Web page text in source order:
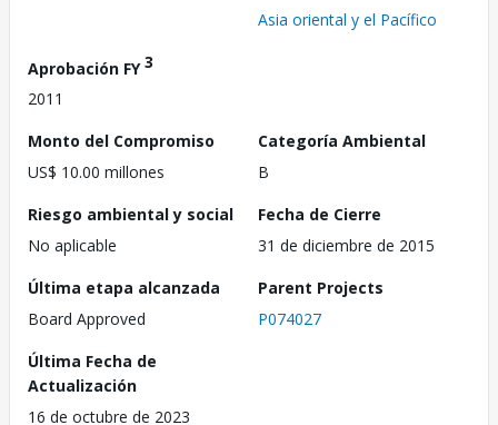
Asia oriental y el Pacífico
Aprobación FY3
2011
Monto del Compromiso
US$ 10.00 millones
Categoría Ambiental
B
Riesgo ambiental y social
No aplicable
Fecha de Cierre
31 de diciembre de 2015
Última etapa alcanzada
Board Approved
Parent Projects
P074027
Última Fecha de
Actualización
16 de octubre de 2023